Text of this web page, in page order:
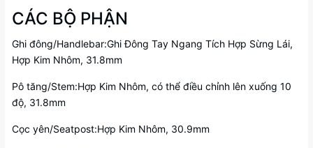
CÁC BỘ PHẬN
Ghi đông/Handlebar:Ghi Đông Tay Ngang Tích Hợp Sừng Lái,
Hợp Kim Nhôm, 31.8mm
Pô tăng/Stem:Hợp Kim Nhôm, có thể điều chỉnh lên xuống 10
độ, 31.8mm
Cọc yên/Seatpost:Hợp Kim Nhôm, 30.9mm